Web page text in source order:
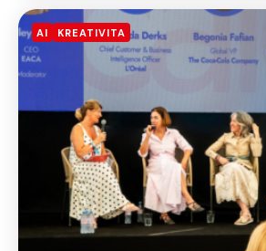
AI KREATIVITA